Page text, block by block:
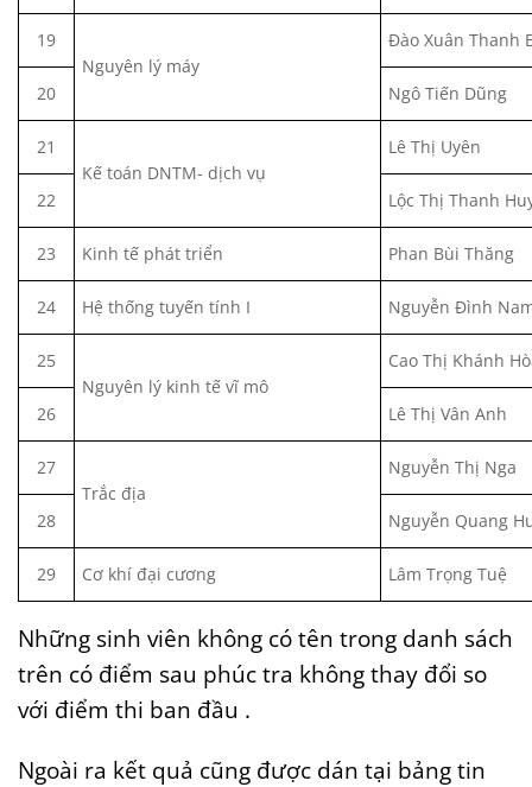
19
Nguyên lý máy
Đào Xuân Thanh
20 Ngô Tiến Dũng
21
Kế toán DNTM- dịch vụ
Lê Thị Uyên
22 Lộc Thị Thanh
23 Kinh tế phát triển Phan Bùi Thăng
24 Hệ thống tuyến tính I Nguyễn Đình
25
Nguyên lý kinh tế vĩ mô
Cao Thị Khánh
26 Lê Thị Vân Anh
27
Trắc địa
Nguyễn Thị Nga
28 Nguyễn Quang
29 Cơ khí đại cương Lâm Trọng Tuệ
Những sinh viên không có tên trong danh sách
trên có điểm sau phúc tra không thay đổi so
với điểm thi ban đầu .
Ngoài ra kết quả cũng được dán tại bảng tin